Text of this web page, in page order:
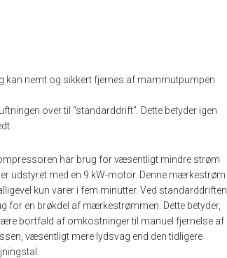
kan nemt og sikkert fjernes af mammutpumpen
over til “standarddrift”. Dette betyder igen
har brug for væsentligt mindre strøm
udstyret med en 9 kW-motor. Denne mærkestrøm
kun varer i fem minutter. Ved standarddriften
for en brøkdel af mærkestrømmen. Dette betyder,
bortfald af omkostninger til manuel fjernelse af
væsentligt mere lydsvag end den tidligere